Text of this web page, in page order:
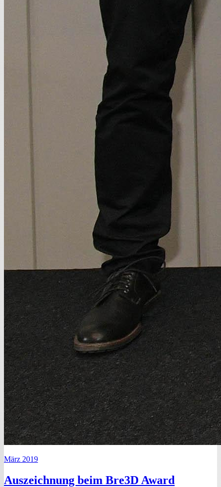
März 2019
Auszeichnung beim Bre3D Award